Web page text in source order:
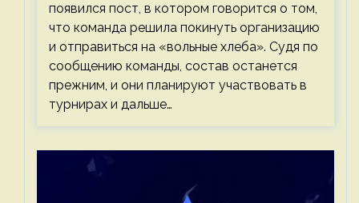
появился пост, в котором говорится о том,
что команда решила покинуть организацию
и отправиться на «вольные хлеба». Судя по
сообщению команды, состав останется
прежним, и они планируют участвовать в
турнирах и дальше…